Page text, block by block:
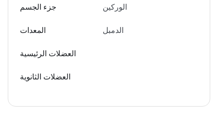
جزء الجسم الوركين
المعدات الدمبل
العضلات الرئيسية
العضلات الثانوية